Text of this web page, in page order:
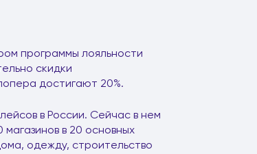
программы лояльности
скидки
достигают 20%.
в России. Сейчас в нем
в 20 основных
одежду, строительство